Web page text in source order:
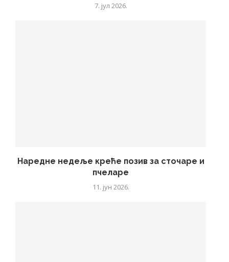
7. јул 2026.
Наредне недеље креће позив за сточаре и
пчеларе
11. јун 2026.